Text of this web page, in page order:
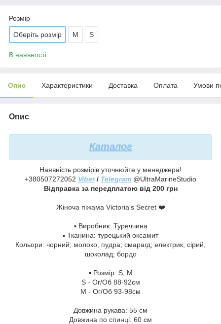
Розмір
Оберіть розмір М S
В наявності
Опис Характеристики Доставка Оплата Умови
Опис
Каталог
Наявність розмірів уточнюйте у менеджера!
+380507272052 Viber/ Telegram @UltraMarineStudio
Відправка за передплатою від 200 грн
Жіноча піжама Victoria's Secret ❤️
▪️ Виробник: Туреччина
▪️ Тканина: турецький оксамит
Кольори: чорний; молоко; пудра; смарагд; електрик; сірий;
шоколад; бордо
▪️ Розмір: S; M
S - Ог/Об 88-92см
М - Ог/Об 93-98см
Довжина рукава: 55 см
Довжина по спинці: 60 см